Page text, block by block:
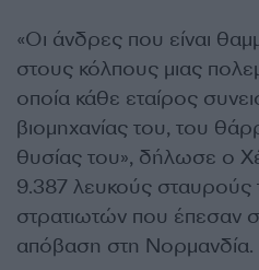
«Οι άνδρες που είναι
στους κόλπους μιας
οποία κάθε εταίρος
βιομηχανίας του, του
θυσίας του», δήλωσε ο
9.387 λευκούς σταυρούς
στρατιωτών που έπεσαν
απόβαση στη Νορμανδία.